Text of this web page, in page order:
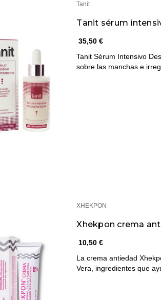
Tanit
Tanit sérum
35,50 €
Tanit Sérum Intensivo
sobre las manchas e
XHEKPON
Xhekpon crema
10,50 €
La crema antiedad
Vera, ingredientes que